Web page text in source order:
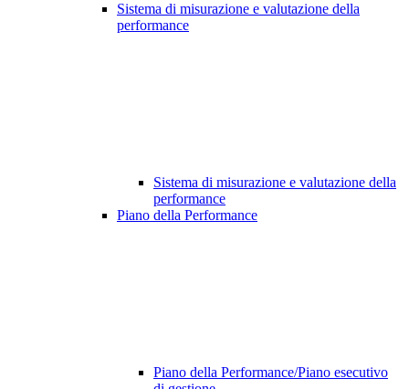
Sistema di misurazione e valutazione della
performance
Sistema di misurazione e valutazione della
performance
Piano della Performance
Piano della Performance/Piano esecutivo